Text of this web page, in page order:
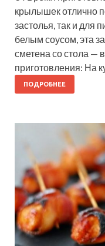
крылышек отлично
застолья, так и для
белым соусом, эта
сметена со стола —
приготовления: На
ПОДРОБНЕЕ